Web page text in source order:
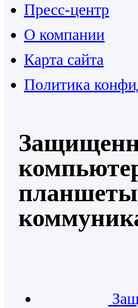
Пресс-центр
О компании
Карта сайта
Политика